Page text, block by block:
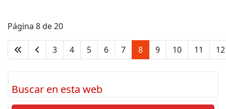
Página 8 de 20
3 4 5 6 7 8 9 10 11 12
Buscar en esta web